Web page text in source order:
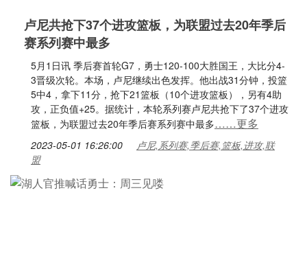
卢尼共抢下37个进攻篮板，为联盟过去20年季后
赛系列赛中最多
5月1日讯 季后赛首轮G7，勇士120-100大胜国王，大比分4-
3晋级次轮。本场，卢尼继续出色发挥。他出战31分钟，投篮
5中4，拿下11分，抢下21篮板（10个进攻篮板），另有4助
攻，正负值+25。据统计，本轮系列赛卢尼共抢下了37个进攻
篮板，为联盟过去20年季后赛系列赛中最多……更多
2023-05-01 16:26:00
卢尼,系列赛,季后赛,篮板,进攻,联
盟